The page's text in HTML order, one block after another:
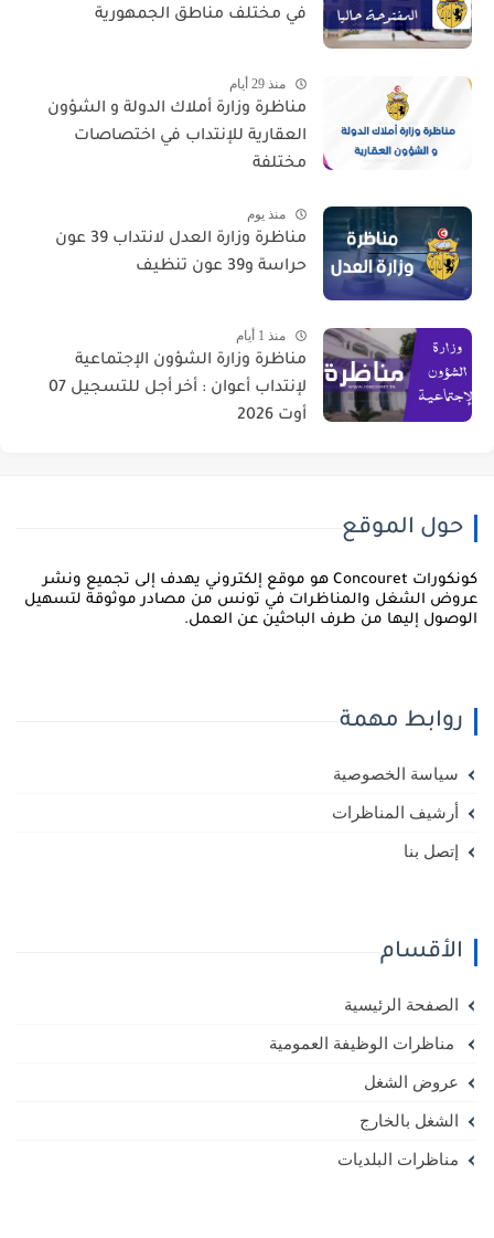
في مختلف مناطق الجمهورية
منذ 29 أيام
مناظرة وزارة أملاك الدولة و الشؤون
العقارية للإنتداب في اختصاصات
مختلفة
منذ يوم
مناظرة وزارة العدل لانتداب 39 عون
حراسة و39 عون تنظيف
منذ 1 أيام
مناظرة وزارة الشؤون الإجتماعية
لإنتداب أعوان : أخر أجل للتسجيل 07
أوت 2026
حول الموقع
كونكورات Concouret هو موقع إلكتروني يهدف إلى تجميع ونشر
الشغل والمناظرات في تونس من مصادر موثوقة لتسهيل
إليها من طرف الباحثين عن العمل.
روابط مهمة
سياسة الخصوصية
أرشيف المناظرات
إتصل بنا
الأقسام
الصفحة الرئيسية
مناظرات الوظيفة العمومية
عروض الشغل
الشغل بالخارج
مناظرات البلديات